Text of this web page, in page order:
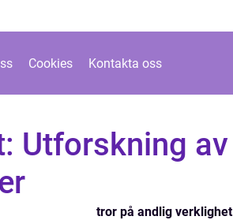
Cookies Kontakta oss
Utforskning av
tror på andlig verklighet